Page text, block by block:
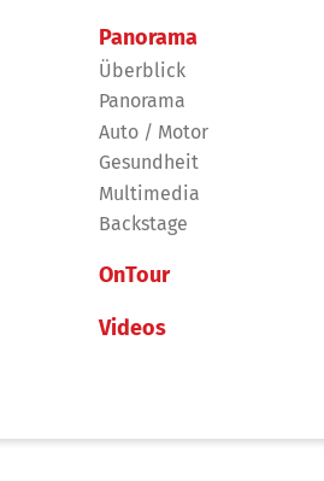
Panorama
Überblick
Panorama
Auto / Motor
Gesundheit
Multimedia
Backstage
OnTour
Videos